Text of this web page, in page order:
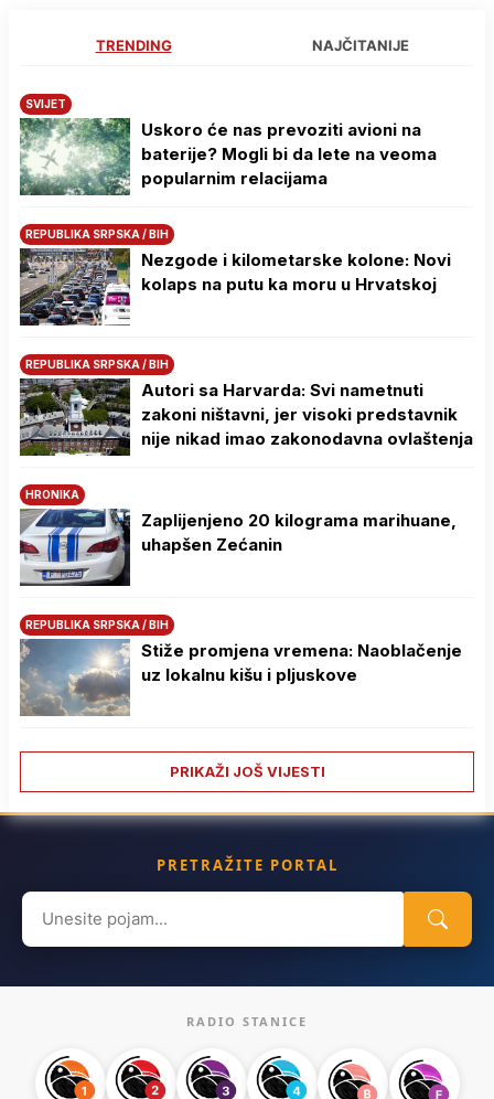
TRENDING NAJČITANIJE
SVIJET
Uskoro će nas prevoziti avioni na
baterije? Mogli bi da lete na veoma
popularnim relacijama
REPUBLIKA SRPSKA / BIH
Nezgode i kilometarske kolone: Novi
kolaps na putu ka moru u Hrvatskoj
REPUBLIKA SRPSKA / BIH
Autori sa Harvarda: Svi nametnuti
zakoni ništavni, jer visoki predstavnik
nije nikad imao zakonodavna ovlaštenja
HRONIKA
Zaplijenjeno 20 kilograma marihuane,
uhapšen Zećanin
REPUBLIKA SRPSKA / BIH
Stiže promjena vremena: Naoblačenje
uz lokalnu kišu i pljuskove
PRIKAŽI JOŠ VIJESTI
PRETRAŽITE PORTAL
Search
for:
RADIO STANICE